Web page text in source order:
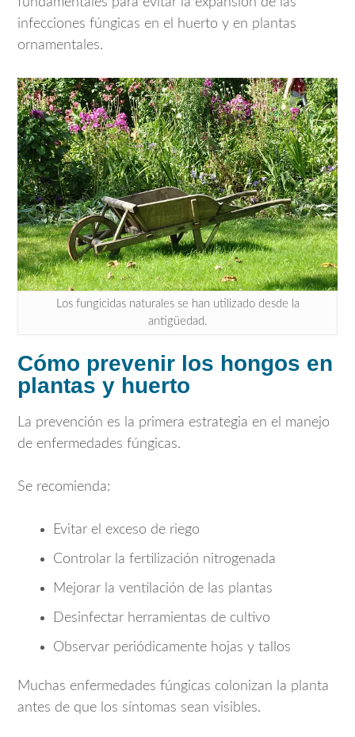
infecciones fúngicas en el huerto y en plantas
ornamentales.
Los fungicidas naturales se han utilizado desde la
antigüedad.
Cómo prevenir los hongos en
plantas y huerto
La prevención es la primera estrategia en el manejo
de enfermedades fúngicas.
Se recomienda:
Evitar el exceso de riego
Controlar la fertilización nitrogenada
Mejorar la ventilación de las plantas
Desinfectar herramientas de cultivo
Observar periódicamente hojas y tallos
Muchas enfermedades fúngicas colonizan la planta
antes de que los síntomas sean visibles.